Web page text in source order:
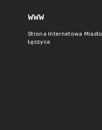
WWW
Strona Internetowa Miasto
Łęczyca